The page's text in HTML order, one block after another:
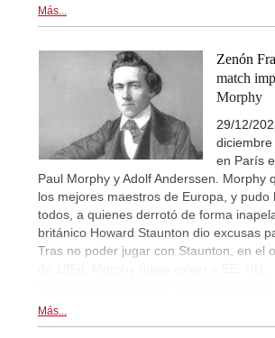
Más...
Zenón
match
Morphy
29/12/
en París
Paul Morphy y Adolf Anderssen. Morphy
los mejores maestros de Europa, y pudo
todos, a quienes derrotó de forma
británico Howard Staunton dio excusas
Tras no poder jugar con Staunton, en el
Más...